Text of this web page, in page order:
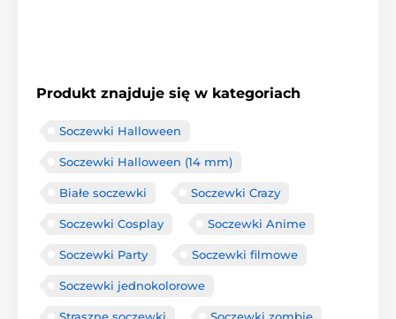
Produkt znajduje się w kategoriach
Soczewki Halloween
Soczewki Halloween (14 mm)
Białe soczewki Soczewki Crazy
Soczewki Cosplay Soczewki Anime
Soczewki Party Soczewki filmowe
Soczewki jednokolorowe